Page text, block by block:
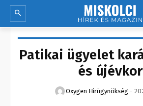
Patikai ügyelet
és újévkor
Oxygen Hirügynökség -